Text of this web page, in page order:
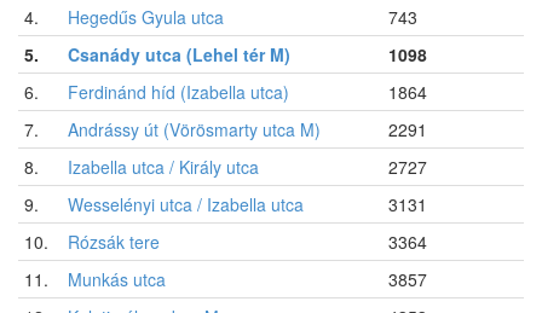
4.
Hegedűs Gyula utca
743
5.
Csanády utca (Lehel tér M)
1098
6.
Ferdinánd híd (Izabella utca)
1864
7.
Andrássy út (Vörösmarty utca M)
2291
8.
Izabella utca / Király utca
2727
9.
Wesselényi utca / Izabella utca
3131
10.
Rózsák tere
3364
11.
Munkás utca
3857